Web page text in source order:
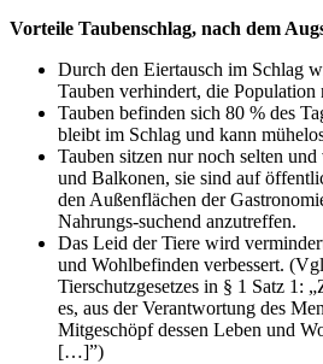
Vorteile Taubenschlag, nach dem
Durch den Eiertausch im Schlag
Tauben verhindert, die Population
Tauben befinden sich 80 % des
bleibt im Schlag und kann
Tauben sitzen nur noch selten
und Balkonen, sie sind auf
den Außenflächen der
Nahrungs-suchend anzutreffen.
Das Leid der Tiere wird
und Wohlbefinden verbessert.
Tierschutzgesetzes in § 1 Satz 1:
es, aus der Verantwortung des
Mitgeschöpf dessen Leben und
[…]”)